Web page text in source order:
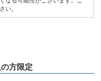
い。
方限定